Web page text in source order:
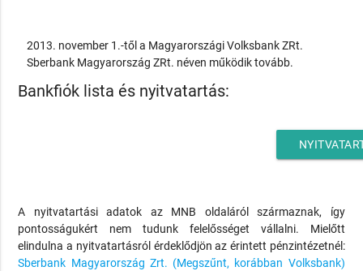
2013. november 1.-től a Magyarországi Volksbank ZRt.
Sberbank Magyarország ZRt. néven működik tovább.
Bankfiók lista és nyitvatartás:
A nyitvatartási adatok az MNB oldaláról származnak, így
pontosságukért nem tudunk felelősséget vállalni. Mielőtt
elindulna a nyitvatartásról érdeklődjön az érintett pénzintézetnél:
Sberbank Magyarország Zrt. (Megszűnt, korábban Volksbank)